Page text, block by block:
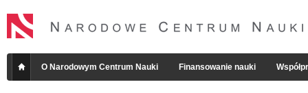
O Narodowym Centrum Nauki Finansowanie nauki